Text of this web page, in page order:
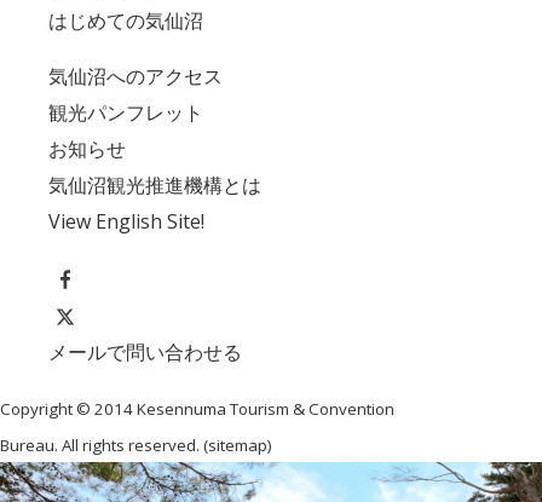
はじめての気仙沼
気仙沼へのアクセス
観光パンフレット
お知らせ
気仙沼観光推進機構とは
View English Site!
メールで問い合わせる
Copyright © 2014 Kesennuma Tourism & Convention
Bureau. All rights reserved. (sitemap)